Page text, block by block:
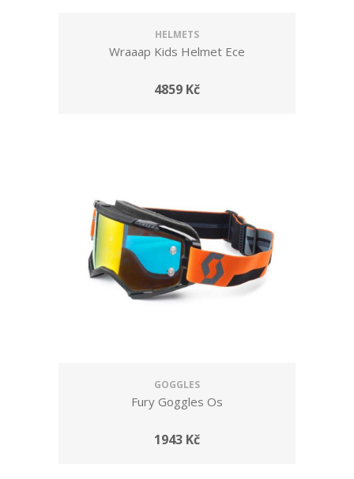
HELMETS
Wraaap Kids Helmet Ece
4859 Kč
GOGGLES
Fury Goggles Os
1943 Kč